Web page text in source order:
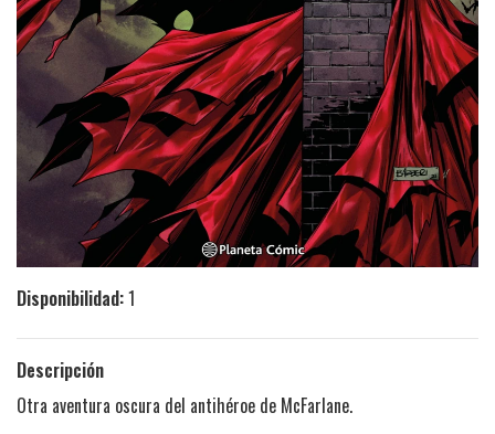
Disponibilidad:1
Descripción
Otra aventura oscura del antihéroe de McFarlane.